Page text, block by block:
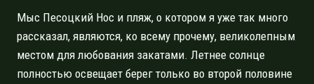
Мыс Песоцкий Нос и пляж, о котором я уже так много
рассказал, являются, ко всему прочему, великолепным
местом для любования закатами. Летнее солнце
полностью освещает берег только во второй половине